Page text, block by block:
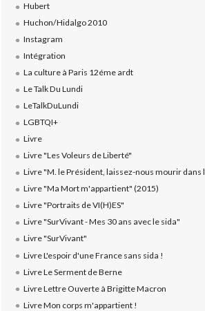
Hubert
Huchon/Hidalgo 2010
Instagram
Intégration
La culture à Paris 12éme ardt
Le Talk Du Lundi
LeTalkDuLundi
LGBTQI+
Livre
Livre "Les Voleurs de Liberté"
Livre "M. le Président, laissez-nous mourir dans l
Livre "Ma Mort m'appartient" (2015)
Livre "Portraits de VI(H)ES"
Livre "SurVivant - Mes 30 ans avec le sida"
Livre "SurVivant"
Livre L'espoir d'une France sans sida !
Livre Le Serment de Berne
Livre Lettre Ouverte à Brigitte Macron
Livre Mon corps m'appartient !